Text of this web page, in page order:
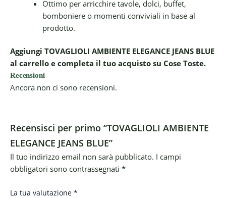
Ottimo per arricchire tavole, dolci, buffet,
bomboniere o momenti conviviali in base al
prodotto.
Aggiungi TOVAGLIOLI AMBIENTE ELEGANCE JEANS BLUE
al carrello e completa il tuo acquisto su Cose Toste.
Recensioni
Ancora non ci sono recensioni.
Recensisci per primo “TOVAGLIOLI AMBIENTE
ELEGANCE JEANS BLUE”
Il tuo indirizzo email non sarà pubblicato. I campi
obbligatori sono contrassegnati *
La tua valutazione *